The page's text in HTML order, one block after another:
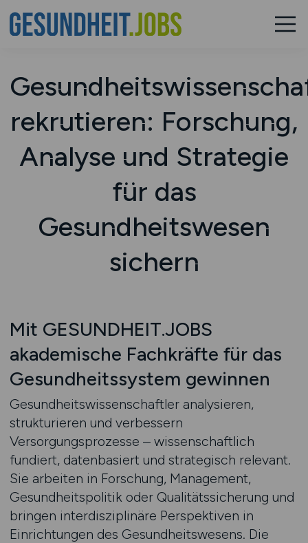
rekrutieren: Forschung,
Analyse und Strategie
für das
Gesundheitswesen
sichern
Mit GESUNDHEIT.JOBS
akademische Fachkräfte für das
Gesundheitssystem gewinnen
Gesundheitswissenschaftler analysieren,
strukturieren und verbessern
Versorgungsprozesse – wissenschaftlich
fundiert, datenbasiert und strategisch relevant.
Sie arbeiten in Forschung, Management,
Gesundheitspolitik oder Qualitätssicherung und
bringen interdisziplinäre Perspektiven in
Einrichtungen des Gesundheitswesens. Die